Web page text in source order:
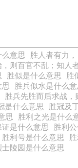
意思 胜人者有力
则百官不乱；知人
胜似是什么意思 胜
胜兵似水是什么意
胜兵先胜而后求战
是什么意思
胜冠及
思
胜利之光是什么
是什么意思
胜利
胜利号是什么意思
陵园是什么意思